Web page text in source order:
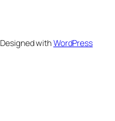
Designed withWordPress